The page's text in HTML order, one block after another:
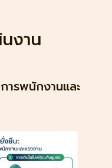
งาน
ารพนักงานและ